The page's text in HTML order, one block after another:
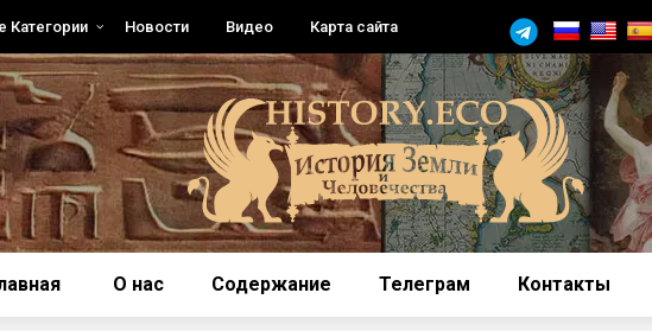
Категории Новости Видео Карта сайта
О нас Содержание Телеграм Контакты